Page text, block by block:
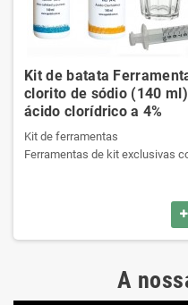
Kit de batata
clorito de sódio (140
ácido clorídrico a 4%
Kit de ferramentas
Ferramentas de kit exclusivas
Ele contém um manual passo a
Veja o conteúdo do kit na
Ferramentas de kit exclusivas
A